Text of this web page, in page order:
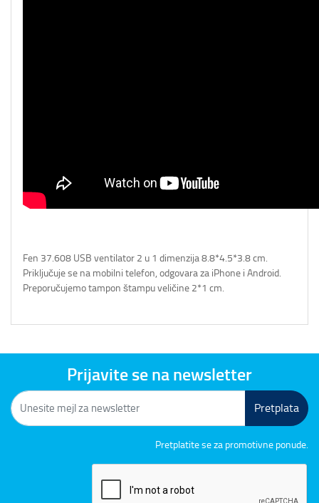
Fen 37.608 USB ventilator 2 u 1 dimenzija 8.8*4.5*3.8 cm.
Priključuje se na mobilni telefon, odgovara za iPhone i Android.
Preporučujemo tampon štampu veličine 2*1 cm.
Prijavite se na newsletter
Pretplata
Pretplatite se za promotivne ponude.